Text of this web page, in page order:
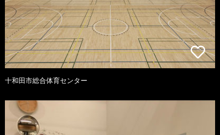
十和田市総合体育センター